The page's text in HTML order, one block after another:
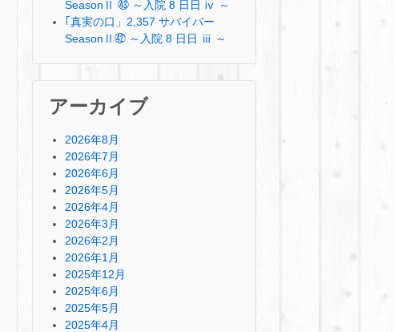
SeasonⅡ ㊸ ～入院 8 日日 ⅳ ～
｢真実の口」2,357 サバイバー
SeasonⅡ㊷ ～入院 8 日日 ⅲ ～
アーカイブ
2026年8月
2026年7月
2026年6月
2026年5月
2026年4月
2026年3月
2026年2月
2026年1月
2025年12月
2025年6月
2025年5月
2025年4月